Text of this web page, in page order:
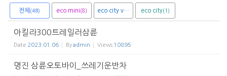
전체 (48) eco mini (8) eco city van eco city(1)
아킬라300트레일러삼륜
Date 2023.01.06 Byadmin Views 10895
명진 삼륜오토바이_쓰레기운반차